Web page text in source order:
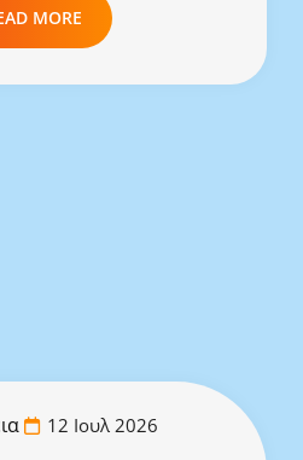
MORE
12 Ιουλ 2026